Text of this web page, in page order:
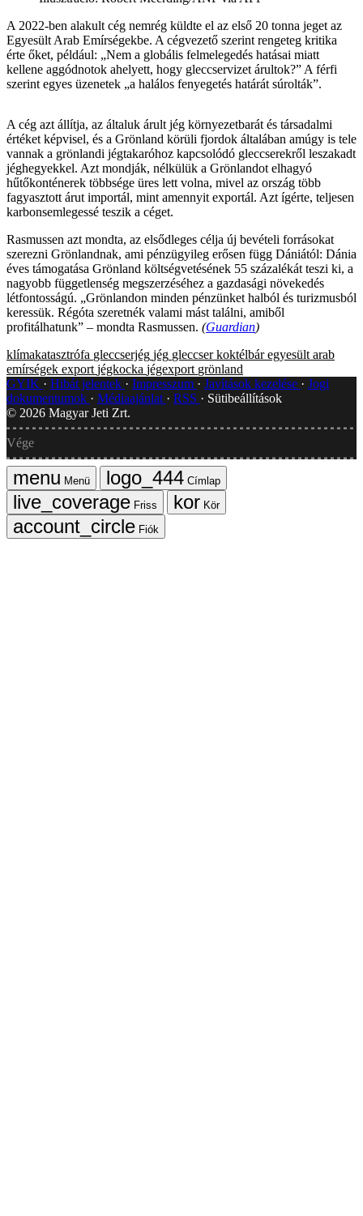
A 2022-ben alakult cég nemrég küldte el az első 20 tonna jeget az
Egyesült Arab Emírségekbe. A cégvezető szerint rengeteg kritika
érte őket, például: „Nem a globális felmelegedés hatásai miatt
kellene aggódnotok ahelyett, hogy gleccservizet árultok?” A férfi
szerint egyes üzenetek „a halálos fenyegetés határát súrolták”.
A cég azt állítja, az általuk árult jég környezetbarát és társadalmi
értéket képvisel, és a Grönland körüli fjordok általában amúgy is tele
vannak a grönlandi jégtakaróhoz kapcsolódó gleccserekről leszakadt
jéghegyekkel. Azt mondják, nélkülük a Grönlandot elhagyó
hűtőkonténerek többsége üres lett volna, mivel az ország több
fagyasztott árut importál, mint amennyit exportál. Azt ígérte, teljesen
karbonsemlegessé teszik a céget.
Rasmussen azt mondta, az elsődleges célja új bevételi forrásokat
szerezni Grönlandnak, ami pénzügyileg erősen függ Dániától: Dánia
éves támogatása Grönland költségvetésének 55 százalékát teszi ki, a
nagyobb függetlenség megszerzéséhez a gazdasági növekedés
létfontosságú. „Grönlandon minden pénzünket halból és turizmusból
keressük. Régóta szeretnék valami mást találni, amiből
profitálhatunk” – mondta Rasmussen. (Guardian)
klímakatasztrófa gleccserjég jég gleccser koktélbár egyesült arab
emírségek export jégkocka jégexport grönland
GYIK
Hibát jelentek Impresszum Javítások kezelése
Jogi
dokumentumok
Médiaajánlat RSS
Sütibeállítások
© 2026 Magyar Jeti Zrt.
Vége
Menü
Címlap
Friss
Kör
Fiók